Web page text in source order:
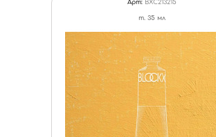
Арт: BXC213215
т. 35 мл